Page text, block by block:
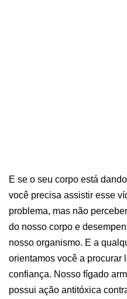
E se o seu corpo está
você precisa assistir esse
problema, mas não
do nosso corpo e
nosso organismo. E a
orientamos você a procurar
confiança. Nosso fígado
possui ação antitóxica